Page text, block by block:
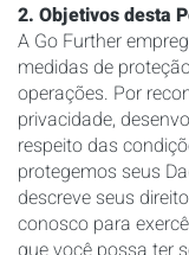
2. Objetivos desta
A Go Further
medidas de
operações. Por
privacidade,
respeito das
protegemos seus
descreve seus
conosco para